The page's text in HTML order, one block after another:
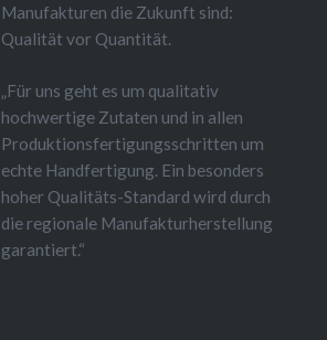
Manufakturen die Zukunft sind:
Qualität vor Quantität.
„Für uns geht es um qualitativ
hochwertige Zutaten und in allen
Produktionsfertigungsschritten um
echte Handfertigung. Ein besonders
hoher Qualitäts-Standard wird durch
die regionale Manufakturherstellung
garantiert.“